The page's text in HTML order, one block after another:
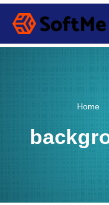
S
p
Home